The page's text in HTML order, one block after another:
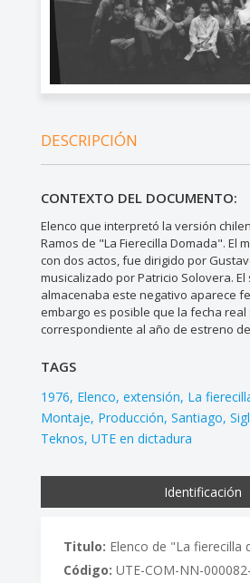
DESCRIPCIÓN
CONTEXTO DEL DOCUMENTO:
Elenco que interpretó la versión
Ramos de "La Fierecilla Domada". El
con dos actos, fue dirigido por
musicalizado por Patricio Solovera.
almacenaba este negativo aparece
embargo es posible que la fecha real
correspondiente al año de estreno
TAGS
1976 Elenco extensión La
Montaje Producción Santiago
Teknos UTE en dictadura
Identificación
Titulo: Elenco de "La fierecilla
Código: UTE-COM-NN-